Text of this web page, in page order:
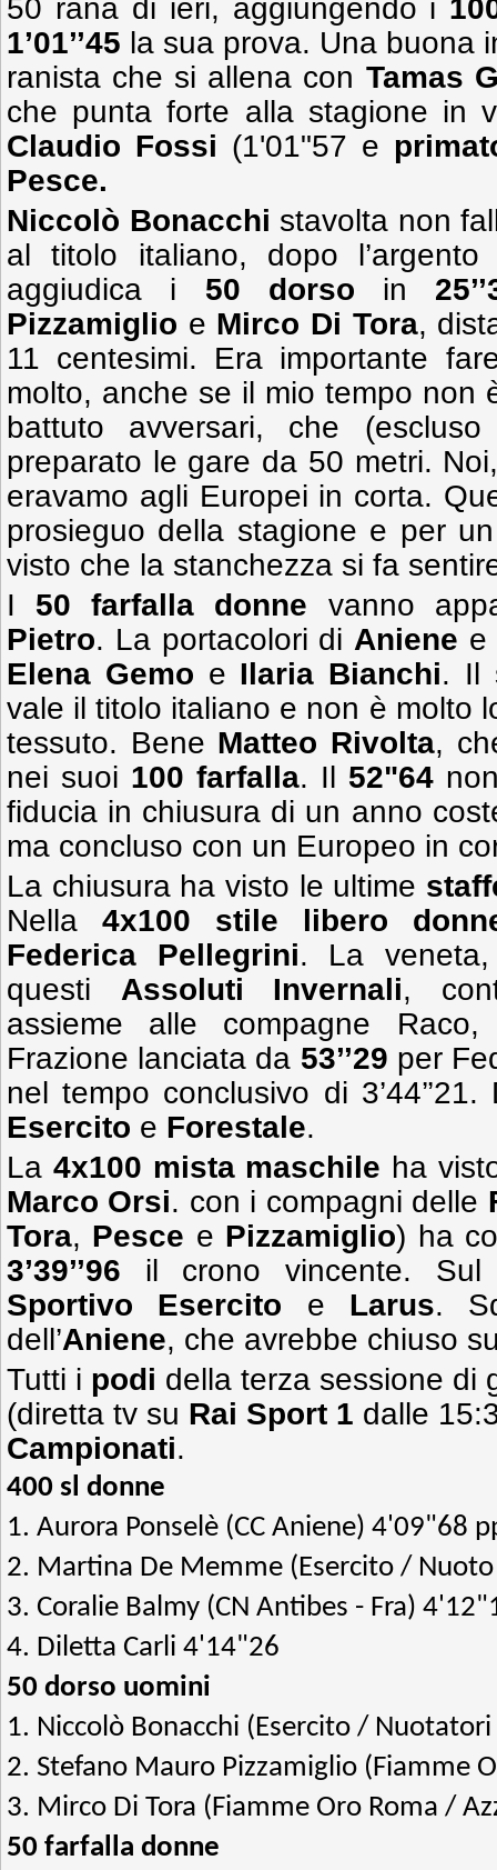
50 rana di ieri, aggiungendo i
1’01’’45 la sua prova. Una buona
ranista che si allena con Tamas
che punta forte alla stagione in
Claudio Fossi (1'01"57 e
Pesce.
Niccolò Bonacchi stavolta non
al titolo italiano, dopo
aggiudica i 50 dorso in
Pizzamiglio e Mirco Di Tora,
11 centesimi. Era importante
molto, anche se il mio tempo non
battuto avversari, che (escluso
preparato le gare da 50 metri.
eravamo agli Europei in corta.
prosieguo della stagione e per
visto che la stanchezza si fa
I 50 farfalla donne vanno
Pietro. La portacolori di Aniene e
Elena Gemo e Ilaria Bianchi. Il
vale il titolo italiano e non è molto
tessuto. Bene Matteo Rivolta,
nei suoi 100 farfalla. Il 52"64
fiducia in chiusura di un anno
ma concluso con un Europeo in
La chiusura ha visto le ultime
Nella 4x100 stile libero
Federica Pellegrini. La veneta,
questi Assoluti Invernali,
assieme alle compagne
Frazione lanciata da 53’’29 per
nel tempo conclusivo di
Esercito e Forestale.
La 4x100 mista maschile ha
Marco Orsi. con i compagni delle
Tora, Pesce e Pizzamiglio) ha
3’39’’96 il crono vincente.
Sportivo Esercito e Larus.
dell’Aniene, che avrebbe chiuso
Tutti i podi della terza sessione di
(diretta tv su Rai Sport 1 dalle
Campionati.
400 sl donne
1. Aurora Ponselè (CC Aniene) 4'09"68
2. Martina De Memme (Esercito /
3. Coralie Balmy (CN Antibes - Fra)
4. Diletta Carli 4'14"26
50 dorso uomini
1. Niccolò Bonacchi (Esercito /
2. Stefano Mauro Pizzamiglio (Fiamme
3. Mirco Di Tora (Fiamme Oro Roma /
50 farfalla donne